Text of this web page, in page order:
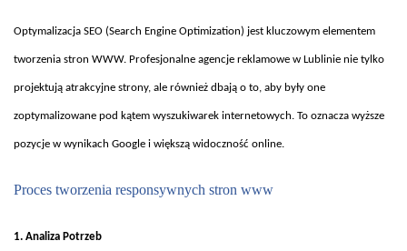
Optymalizacja SEO (Search Engine Optimization) jest kluczowym elementem
tworzenia stron WWW. Profesjonalne agencje reklamowe w Lublinie nie tylko
projektują atrakcyjne strony, ale również dbają o to, aby były one
zoptymalizowane pod kątem wyszukiwarek internetowych. To oznacza wyższe
pozycje w wynikach Google i większą widoczność online.
Proces tworzenia responsywnych stron www
1. Analiza Potrzeb